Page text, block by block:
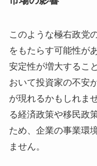
このような極右政党
をもたらす可能性が
安定性が増大するこ
おいて投資家の不安
が現れるかもしれま
る経済政策や移民政
ため、企業の事業環
ません。